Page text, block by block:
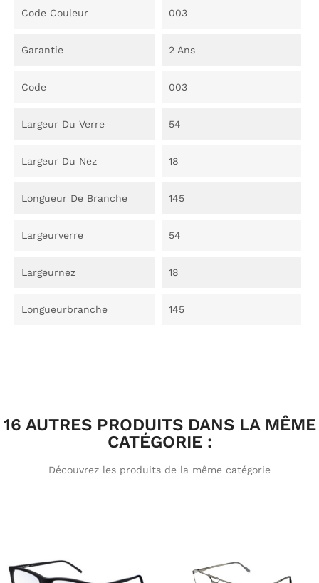
Code Couleur 003
Garantie 2 Ans
Code 003
Largeur Du Verre 54
Largeur Du Nez 18
Longueur De Branche 145
Largeurverre 54
Largeurnez 18
Longueurbranche 145
16 AUTRES PRODUITS DANS LA MÊME
CATÉGORIE :
Découvrez les produits de la même catégorie